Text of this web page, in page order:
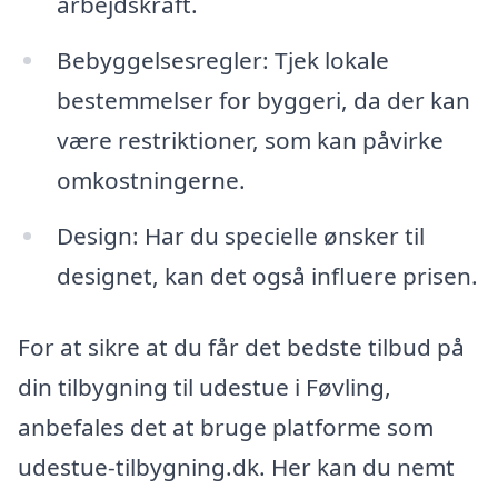
Bebyggelsesregler: Tjek lokale
bestemmelser for byggeri, da der kan
være restriktioner, som kan påvirke
omkostningerne.
Design: Har du specielle ønsker til
designet, kan det også influere prisen.
For at sikre at du får det bedste tilbud på
din tilbygning til udestue i Føvling,
anbefales det at bruge platforme som
udestue-tilbygning.dk. Her kan du nemt